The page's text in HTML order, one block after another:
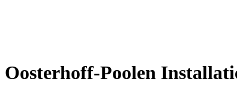
Oosterhoff-Poolen